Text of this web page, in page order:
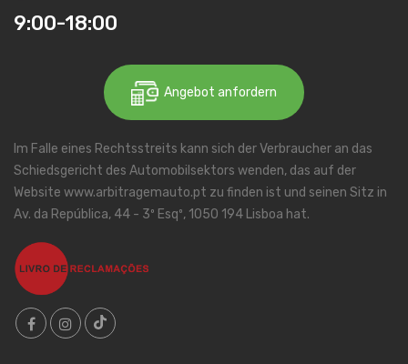
9:00-18:00
Angebot anfordern
Im Falle eines Rechtsstreits kann sich der Verbraucher an das
Schiedsgericht des Automobilsektors wenden, das auf der
Website www.arbitragemauto.pt zu finden ist und seinen Sitz in
Av. da República, 44 - 3º Esqº, 1050 194 Lisboa hat.